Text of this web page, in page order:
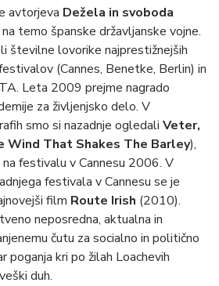
avtorjeva Dežela in svoboda
temo španske državljanske vojne.
številne lovorike najprestižnejših
(Cannes, Benetke, Berlin) in
Leta 2009 prejme nagrado
za življenjsko delo. V
smo si nazadnje ogledali Veter,
Wind That Shakes The Barley),
festivalu v Cannesu 2006. V
festivala v Cannesu se je
film Route Irish (2010).
neposredna, aktualna in
čutu za socialno in politično
kri po žilah Loachevih
duh.